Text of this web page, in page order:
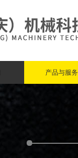
产品与服务